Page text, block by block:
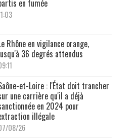
en fumée
Rhône en vigilance orange,
36 degrés attendus
et-Loire : l'État doit trancher
une carrière qu'il a déjà
en 2024 pour
illégale
08/26